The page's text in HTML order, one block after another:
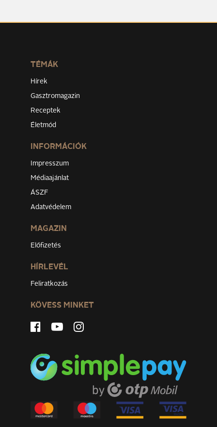
TÉMÁK
Hírek
Gasztromagazin
Receptek
Életmód
INFORMÁCIÓK
Impresszum
Médiaajánlat
ÁSZF
Adatvédelem
MAGAZIN
Előfizetés
HÍRLEVÉL
Feliratkozás
KÖVESS MINKET